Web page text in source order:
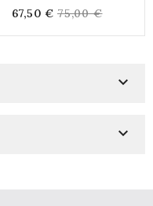
67,50 € Regular
price
75,00 €

